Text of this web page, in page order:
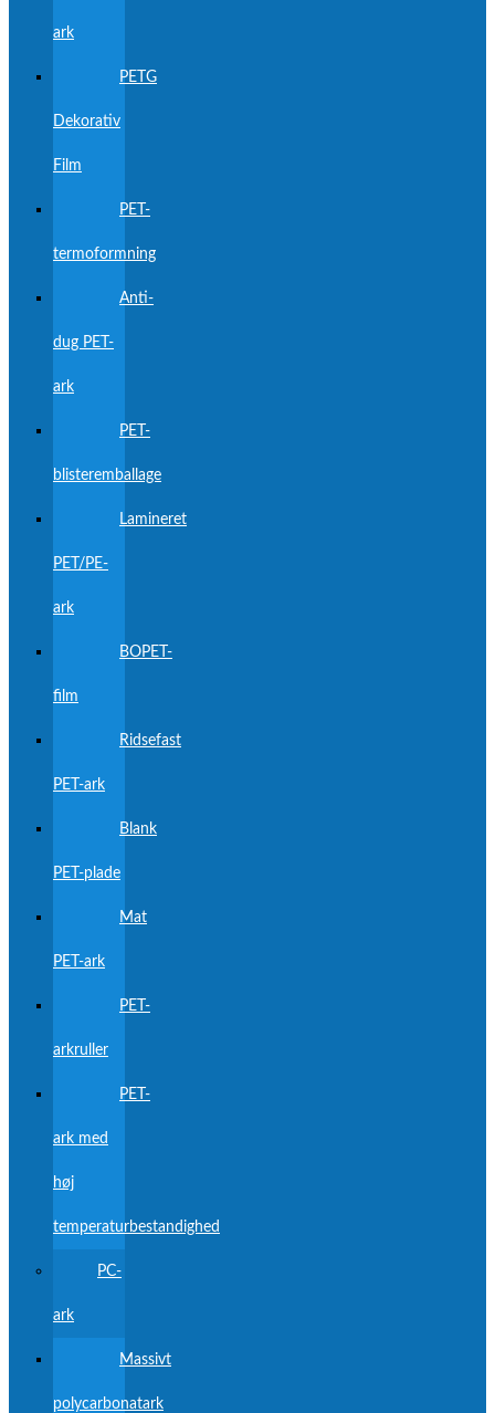
ark
PETG
Dekorativ
Film
PET-
termoformning
Anti-
dug PET-
ark
PET-
blisteremballage
Lamineret
PET/PE-
ark
BOPET-
film
Ridsefast
PET-ark
Blank
PET-plade
Mat
PET-ark
PET-
arkruller
PET-
ark med
høj
temperaturbestandighed
PC-
ark
Massivt
polycarbonatark